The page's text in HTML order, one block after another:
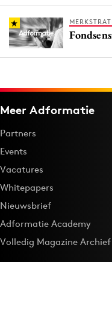
Meer Adformatie
Partners
Events
Vacatures
Whitepapers
Nieuwsbrief
Adformatie Academy
Volledig Magazine Archief